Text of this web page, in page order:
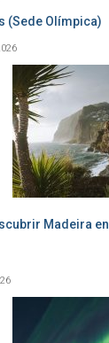
(Sede Olímpica)
Madeira